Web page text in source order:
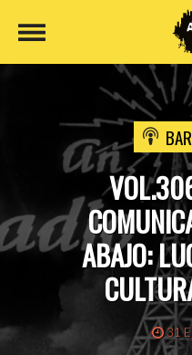
ABAJO:
31